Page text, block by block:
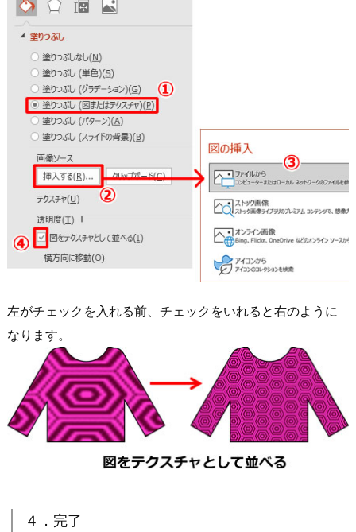
左がチェックを入れる前、チェックをいれると右のように
なります。
４．完了